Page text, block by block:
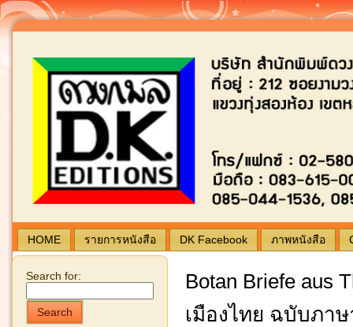
ดว
HOME รายการหนังสือ DK Facebook ภาพหนังสือ
Search for:
Search
Botan Briefe aus
เมืองไทย ฉบับภา